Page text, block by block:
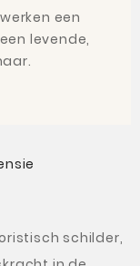
een
levende,
schilder,